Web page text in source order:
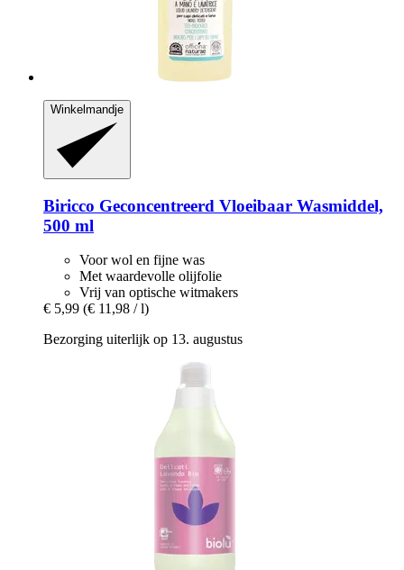
Winkelmandje
Biricco Geconcentreerd Vloeibaar Wasmiddel,
500 ml
Voor wol en fijne was
Met waardevolle olijfolie
Vrij van optische witmakers
€ 5,99 (€ 11,98 / l)
Bezorging uiterlijk op 13. augustus